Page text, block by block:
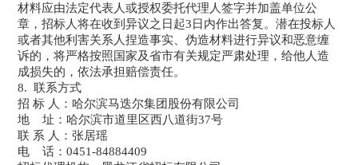
材料应由法定代表人或授权委托代理人签字并加盖单位公
章，招标人将在收到异议之日起3日内作出答复。潜在投标人
或者其他利害关系人捏造事实、伪造材料进行异议和恶意缠
诉的，将严格按照国家及省市有关规定严肃处理，给他人造
成损失的，依法承担赔偿责任。
8. 联系方式
招 标 人：哈尔滨马迭尔集团股份有限公司
地 址：哈尔滨市道里区西八道街37号
联 系 人：张居瑶
电 话：0451-84884409